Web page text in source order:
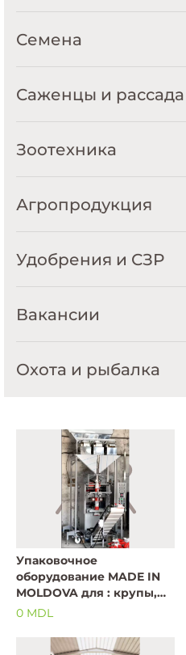
Семена
Саженцы и рассада
Зоотехника
Агропродукция
Удобрения и СЗР
Вакансии
Охота и рыбалка
Упаковочное
оборудование MADE IN
MOLDOVA для : крупы,
сухофрукты, орех,
0 MDL